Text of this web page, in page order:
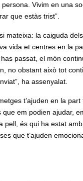
Vivim en una
que estàs trist”.
mateixa: la caiguda
vida et centres en la
passat, el món
no obstant això tot
ha assenyalat.
t’ajuden en la
em podien ajudar,
pell, és qui ha estat
que t’ajuden